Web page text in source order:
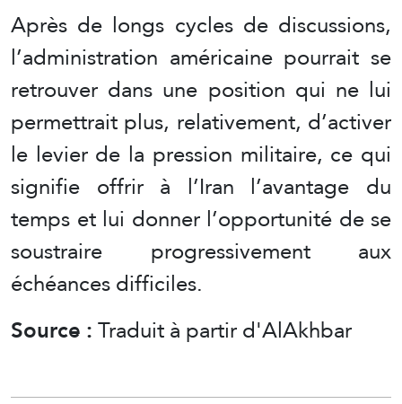
Après de longs cycles de discussions,
l’administration américaine pourrait se
retrouver dans une position qui ne lui
permettrait plus, relativement, d’activer
le levier de la pression militaire, ce qui
signifie offrir à l’Iran l’avantage du
temps et lui donner l’opportunité de se
soustraire progressivement aux
échéances difficiles.
Source :Traduit à partir d'AlAkhbar